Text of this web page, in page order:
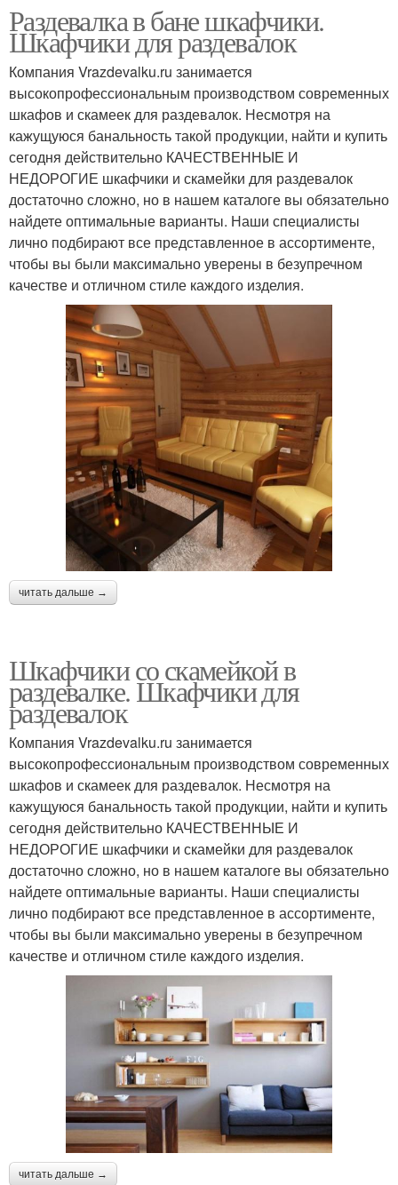
Раздевалка в бане шкафчики.
Шкафчики для раздевалок
Компания Vrazdevalku.ru занимается
высокопрофессиональным производством современных
шкафов и скамеек для раздевалок. Несмотря на
кажущуюся банальность такой продукции, найти и купить
сегодня действительно КАЧЕСТВЕННЫЕ И
НЕДОРОГИЕ шкафчики и скамейки для раздевалок
достаточно сложно, но в нашем каталоге вы обязательно
найдете оптимальные варианты. Наши специалисты
лично подбирают все представленное в ассортименте,
чтобы вы были максимально уверены в безупречном
качестве и отличном стиле каждого изделия.
читать дальше →
Шкафчики со скамейкой в
раздевалке. Шкафчики для
раздевалок
Компания Vrazdevalku.ru занимается
высокопрофессиональным производством современных
шкафов и скамеек для раздевалок. Несмотря на
кажущуюся банальность такой продукции, найти и купить
сегодня действительно КАЧЕСТВЕННЫЕ И
НЕДОРОГИЕ шкафчики и скамейки для раздевалок
достаточно сложно, но в нашем каталоге вы обязательно
найдете оптимальные варианты. Наши специалисты
лично подбирают все представленное в ассортименте,
чтобы вы были максимально уверены в безупречном
качестве и отличном стиле каждого изделия.
читать дальше →